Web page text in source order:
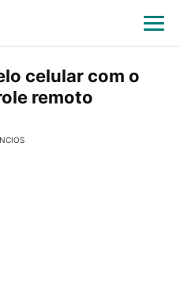
celular com o
remoto